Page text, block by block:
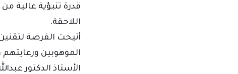
قدرة تنبؤية عالية
اللاحقة.
أتيحت الفرصة
الموهوبين
الأستاذ الدكتور